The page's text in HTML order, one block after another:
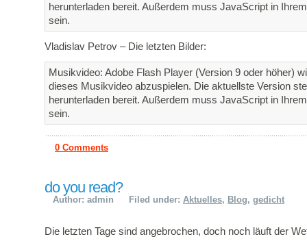
herunterladen bereit. Außerdem muss JavaScript in
sein.
Vladislav Petrov – Die letzten Bilder:
Musikvideo: Adobe Flash Player (Version 9 oder höher)
dieses Musikvideo abzuspielen. Die aktuellste Version
herunterladen bereit. Außerdem muss JavaScript in
sein.
0 Comments
do you read?
Author: admin Filed under: Aktuelles, Blog, gedicht
Die letzten Tage sind angebrochen, doch noch läuft der